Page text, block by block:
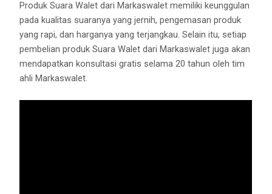
Produk Suara Walet dari Markaswalet memiliki keunggulan
pada kualitas suaranya yang jernih, pengemasan produk
yang rapi, dan harganya yang terjangkau. Selain itu, setiap
pembelian produk Suara Walet dari Markaswalet juga akan
mendapatkan konsultasi gratis selama 20 tahun oleh tim
ahli Markaswalet.